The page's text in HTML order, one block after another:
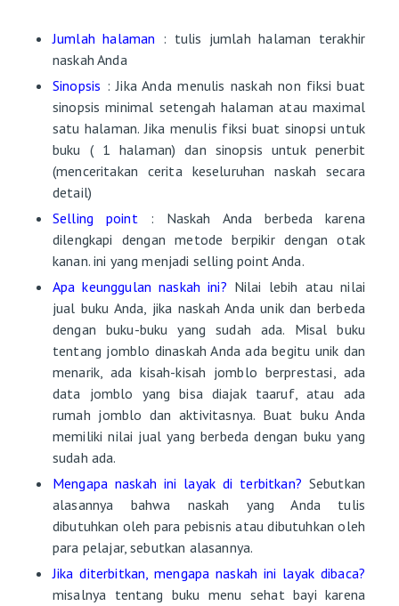
Jumlah halaman : tulis jumlah halaman terakhir
naskah Anda
Sinopsis : Jika Anda menulis naskah non fiksi buat
sinopsis minimal setengah halaman atau maximal
satu halaman. Jika menulis fiksi buat sinopsi untuk
buku ( 1 halaman) dan sinopsis untuk penerbit
(menceritakan cerita keseluruhan naskah secara
detail)
Selling point: Naskah Anda berbeda karena
dilengkapi dengan metode berpikir dengan otak
kanan. ini yang menjadi selling point Anda.
Apa keunggulan naskah ini? Nilai lebih atau nilai
jual buku Anda, jika naskah Anda unik dan berbeda
dengan buku-buku yang sudah ada. Misal buku
tentang jomblo dinaskah Anda ada begitu unik dan
menarik, ada kisah-kisah jomblo berprestasi, ada
data jomblo yang bisa diajak taaruf, atau ada
rumah jomblo dan aktivitasnya. Buat buku Anda
memiliki nilai jual yang berbeda dengan buku yang
sudah ada.
Mengapa naskah ini layak di terbitkan? Sebutkan
alasannya bahwa naskah yang Anda tulis
dibutuhkan oleh para pebisnis atau dibutuhkan oleh
para pelajar, sebutkan alasannya.
Jika diterbitkan, mengapa naskah ini layak dibaca?
misalnya tentang buku menu sehat bayi karena